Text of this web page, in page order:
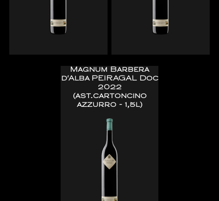
Magnum Barbera
d'Alba PEIRAGAL Doc
2022
(ast.cartoncino
azzurro - 1,5l)